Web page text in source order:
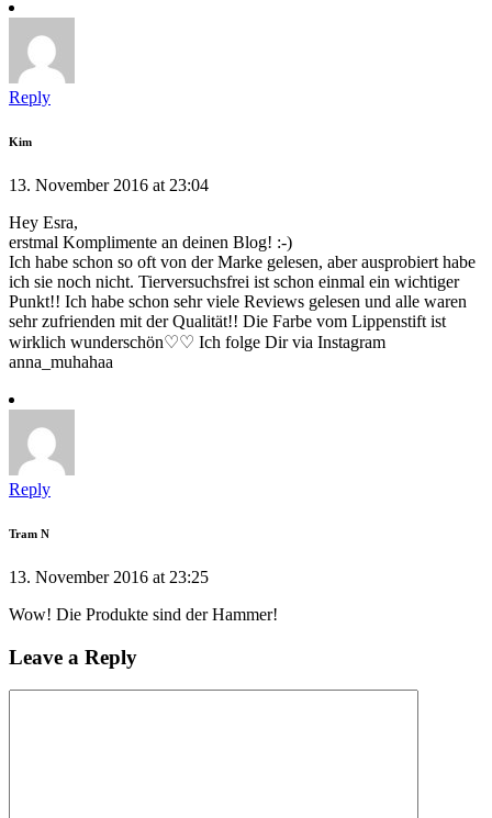
Reply
Kim
13. November 2016 at 23:04
Hey Esra,
erstmal Komplimente an deinen Blog! :-)
Ich habe schon so oft von der Marke gelesen, aber ausprobiert habe
ich sie noch nicht. Tierversuchsfrei ist schon einmal ein wichtiger
Punkt!! Ich habe schon sehr viele Reviews gelesen und alle waren
sehr zufrienden mit der Qualität!! Die Farbe vom Lippenstift ist
wirklich wunderschön♡♡ Ich folge Dir via Instagram
anna_muhahaa
Reply
Tram N
13. November 2016 at 23:25
Wow! Die Produkte sind der Hammer!
Leave a Reply